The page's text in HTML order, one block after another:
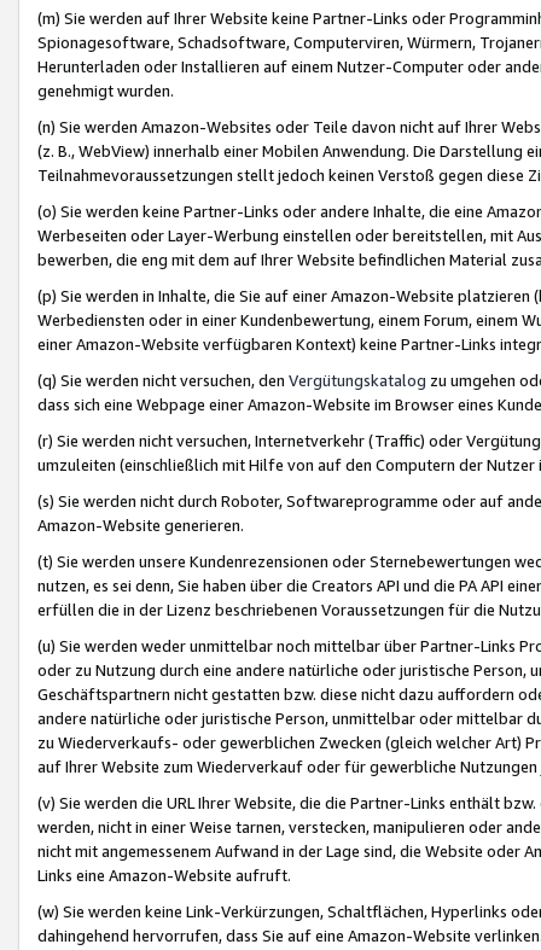
(m) Sie werden auf Ihrer Website keine Partner-Links oder
Spionagesoftware, Schadsoftware, Computerviren, Würmern,
Herunterladen oder Installieren auf einem Nutzer-Computer oder
genehmigt wurden.
(n) Sie werden Amazon-Websites oder Teile davon nicht auf Ihrer
(z. B., WebView) innerhalb einer Mobilen Anwendung. Die Darstellung
Teilnahmevoraussetzungen stellt jedoch keinen Verstoß gegen diese
(o) Sie werden keine Partner-Links oder andere Inhalte, die eine
Werbeseiten oder Layer-Werbung einstellen oder bereitstellen, mit
bewerben, die eng mit dem auf Ihrer Website befindlichen Material
(p) Sie werden in Inhalte, die Sie auf einer Amazon-Website
Werbediensten oder in einer Kundenbewertung, einem Forum, einem
einer Amazon-Website verfügbaren Kontext) keine Partner-Links
(q) Sie werden nicht versuchen, den Vergütungskatalog zu umgehen
dass sich eine Webpage einer Amazon-Website im Browser eines
(r) Sie werden nicht versuchen, Internetverkehr (Traffic) oder
umzuleiten (einschließlich mit Hilfe von auf den Computern der
(s) Sie werden nicht durch Roboter, Softwareprogramme oder auf
Amazon-Website generieren.
(t) Sie werden unsere Kundenrezensionen oder Sternebewertungen
nutzen, es sei denn, Sie haben über die Creators API und die PA API
erfüllen die in der Lizenz beschriebenen Voraussetzungen für die
(u) Sie werden weder unmittelbar noch mittelbar über Partner-Links
oder zu Nutzung durch eine andere natürliche oder juristische
Geschäftspartnern nicht gestatten bzw. diese nicht dazu auffordern
andere natürliche oder juristische Person, unmittelbar oder mittelbar
zu Wiederverkaufs- oder gewerblichen Zwecken (gleich welcher Art)
auf Ihrer Website zum Wiederverkauf oder für gewerbliche
(v) Sie werden die URL Ihrer Website, die die Partner-Links enthält
werden, nicht in einer Weise tarnen, verstecken, manipulieren oder
nicht mit angemessenem Aufwand in der Lage sind, die Website oder
Links eine Amazon-Website aufruft.
(w) Sie werden keine Link-Verkürzungen, Schaltflächen, Hyperlinks
dahingehend hervorrufen, dass Sie auf eine Amazon-Website